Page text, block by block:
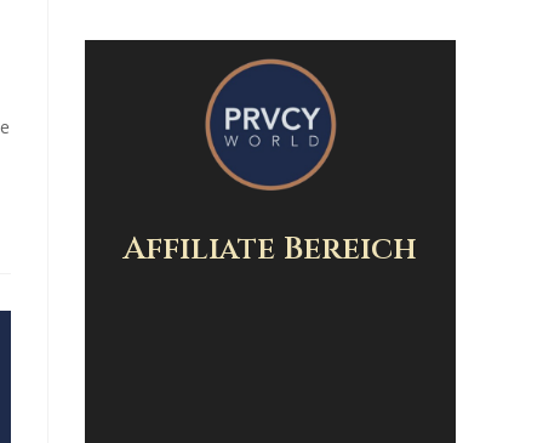
Affiliate Bereich